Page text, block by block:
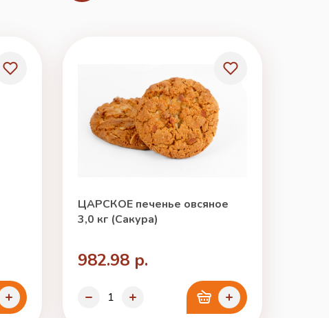
ЦАРСКОЕ печенье овсяное
3,0 кг (Сакура)
982.98 р.